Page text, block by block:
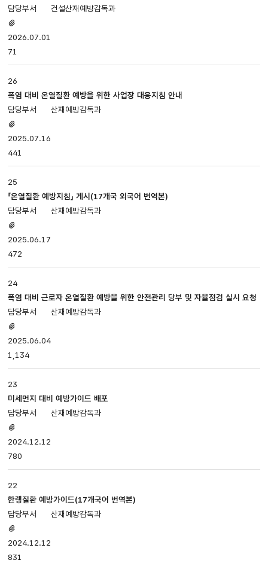
번호,
제목,
첨부파일,
담당부서,
등록일,
조회로
나누어져
있습니다.
건설산재예방감독과
있음
2026.07.01
71
26
폭염 대비 온열질환 예방을 위한 사업장 대응지침 안내
산재예방감독과
있음
2025.07.16
441
25
「온열질환 예방지침」 게시(17개국 외국어 번역본)
산재예방감독과
있음
2025.06.17
472
24
폭염 대비 근로자 온열질환 예방을 위한 안전관리 당부 및 자율점검 실시 요청
산재예방감독과
있음
2025.06.04
1,134
23
미세먼지 대비 예방가이드 배포
산재예방감독과
있음
2024.12.12
780
22
한랭질환 예방가이드(17개국어 번역본)
산재예방감독과
있음
2024.12.12
831